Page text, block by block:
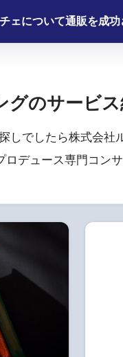
ェについて通販を成功
グのサービ
しでしたら株式会社
デュース専門コンサ